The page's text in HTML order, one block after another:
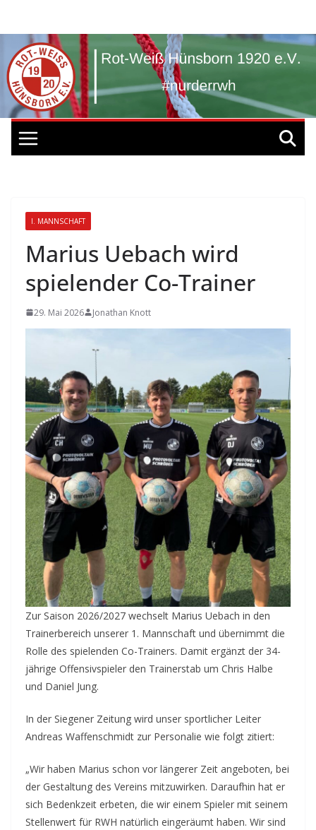
springen
I. MANNSCHAFT
Marius Uebach wird
spielender Co-Trainer
29. Mai 2026 Jonathan Knott
Zur Saison 2026/2027 wechselt Marius Uebach in den
Trainerbereich unserer 1. Mannschaft und übernimmt die
Rolle des spielenden Co-Trainers. Damit ergänzt der 34-
jährige Offensivspieler den Trainerstab um Chris Halbe
und Daniel Jung.
In der Siegener Zeitung wird unser sportlicher Leiter
Andreas Waffenschmidt zur Personalie wie folgt zitiert:
„Wir haben Marius schon vor längerer Zeit angeboten, bei
der Gestaltung des Vereins mitzuwirken. Daraufhin hat er
sich Bedenkzeit erbeten, die wir einem Spieler mit seinem
Stellenwert für RWH natürlich eingeräumt haben. Wir sind